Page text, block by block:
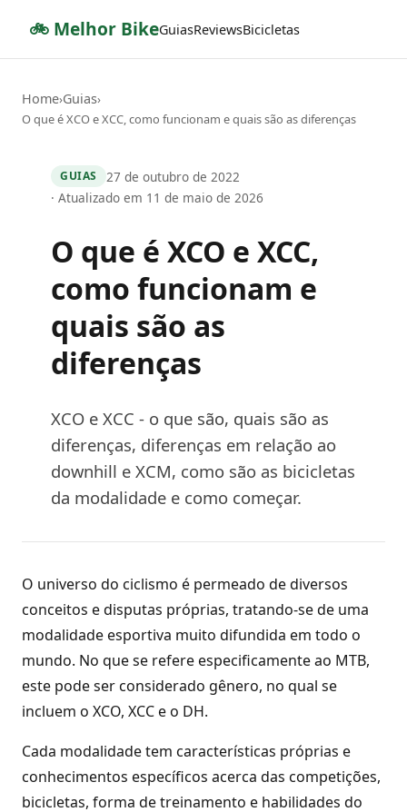
🚲 Melhor BikeGuiasReviewsBicicletas
Home›Guias›
O que é XCO e XCC, como funcionam e quais são as diferenças
GUIAS
27 de outubro de 2022
· Atualizado em 11 de maio de 2026
O que é XCO e XCC,
como funcionam e
quais são as
diferenças
XCO e XCC - o que são, quais são as
diferenças, diferenças em relação ao
downhill e XCM, como são as bicicletas
da modalidade e como começar.
O universo do ciclismo é permeado de diversos
conceitos e disputas próprias, tratando-se de uma
modalidade esportiva muito difundida em todo o
mundo. No que se refere especificamente ao MTB,
este pode ser considerado gênero, no qual se
incluem o XCO, XCC e o DH.
Cada modalidade tem características próprias e
conhecimentos específicos acerca das competições,
bicicletas, forma de treinamento e habilidades do